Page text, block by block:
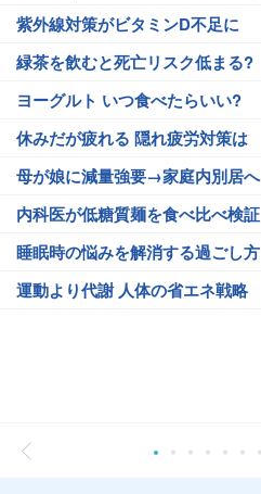
紫外線対策がビタミンD不足に
緑茶を飲むと死亡リスク低まる?
ヨーグルト いつ食べたらいい?
休みだが疲れる 隠れ疲労対策は
母が娘に減量強要→家庭内別居へ
内科医が低糖質麺を食べ比べ検証
睡眠時の悩みを解消する過ごし方
運動より代謝 人体の省エネ戦略